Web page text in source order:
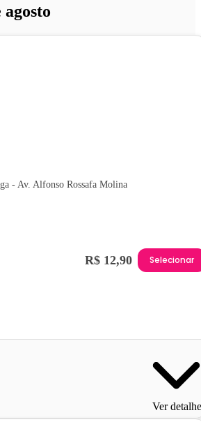
agosto
- Av. Alfonso Rossafa Molina
R$ 12,90 Selecionar
Ver